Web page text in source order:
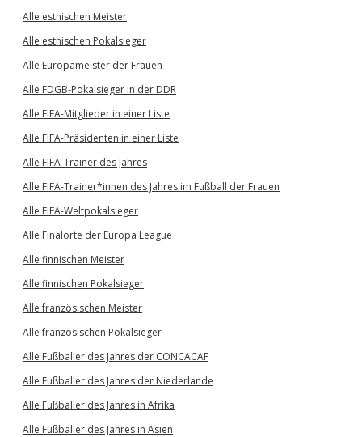
Alle estnischen Meister
Alle estnischen Pokalsieger
Alle Europameister der Frauen
Alle FDGB-Pokalsieger in der DDR
Alle FIFA-Mitglieder in einer Liste
Alle FIFA-Präsidenten in einer Liste
Alle FIFA-Trainer des Jahres
Alle FIFA-Trainer*innen des Jahres im Fußball der Frauen
Alle FIFA-Weltpokalsieger
Alle Finalorte der Europa League
Alle finnischen Meister
Alle finnischen Pokalsieger
Alle französischen Meister
Alle französischen Pokalsieger
Alle Fußballer des Jahres der CONCACAF
Alle Fußballer des Jahres der Niederlande
Alle Fußballer des Jahres in Afrika
Alle Fußballer des Jahres in Asien